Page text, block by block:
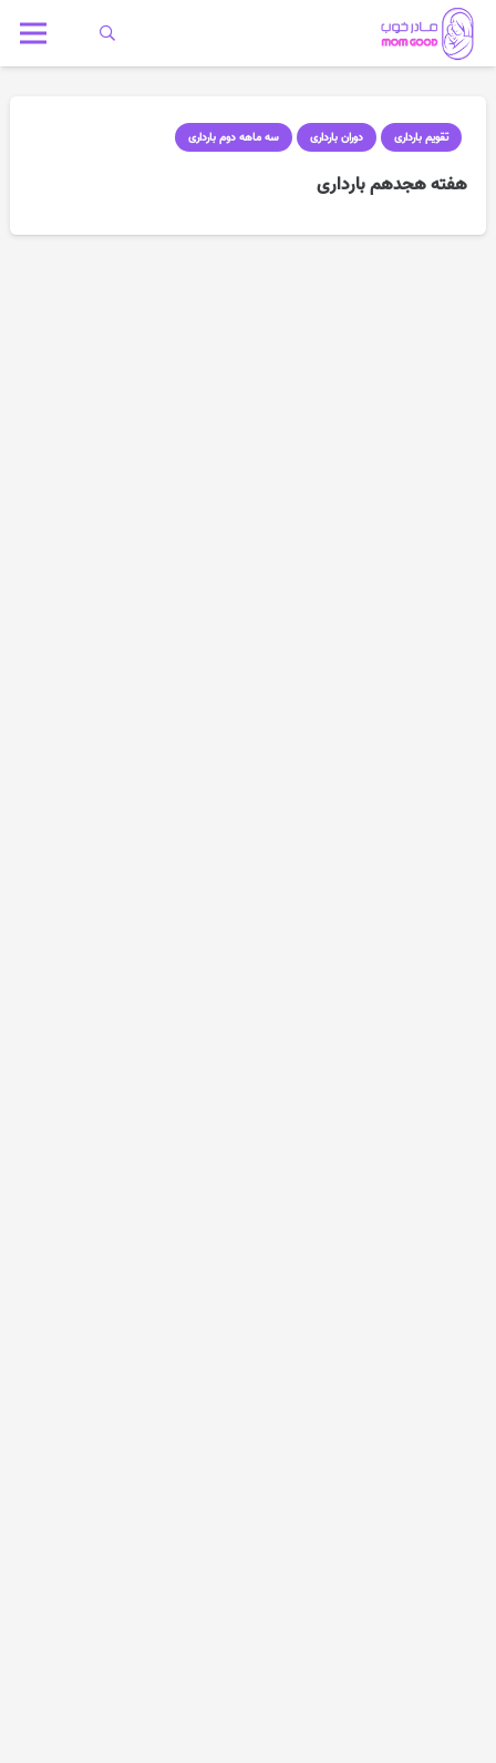
تقویم بارداری دوران بارداری سه ماهه دوم بارداری
هفته هجدهم بارداری